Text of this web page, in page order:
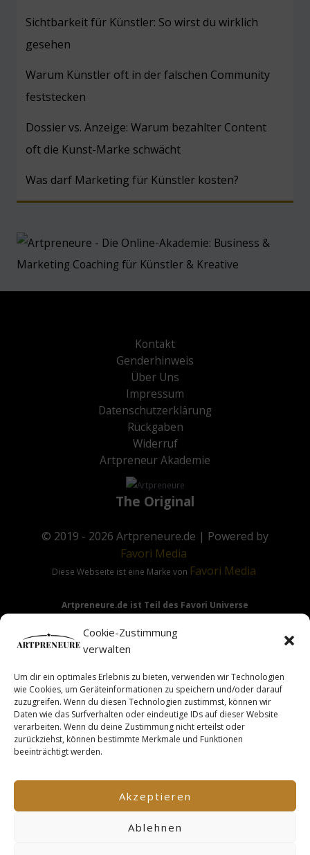
Cookie-Zustimmung
verwalten
Um dir ein optimales Erlebnis zu bieten, verwenden wir Technologien
wie Cookies, um Geräteinformationen zu speichern und/oder darauf
zuzugreifen. Wenn du diesen Technologien zustimmst, können wir
Daten wie das Surfverhalten oder eindeutige IDs auf dieser Website
verarbeiten. Wenn du deine Zustimmung nicht erteilst oder
zurückziehst, können bestimmte Merkmale und Funktionen
beeinträchtigt werden.
Akzeptieren
Ablehnen
Sichtbarkeit für Künstler: So wirst du wirklich
gesehen
Warum Künstler oft in der falschen Community
feststecken
Dossier vs. Anzeige: Warum bezahlter Content
oft die Kunst-Marke schwächt
Was darf Marketing für Künstler kosten?
Kontakt
Genderhinweis
Über Uns
Impressum
Datenschutzerklärung
Rückgaben
Widerruf
Artpreneur Akademie
The Original
© 2019 - 2026 Artpreneure.de | Powered by
Favori Media
Diese Webseite ist eine Marke von Favori Media
Artpreneure.de ist Teil des Favori Universe
Hinweis:Die Angebote & Inhalte dieser Seite richten sich
ausdrücklich nur an Gewerbetreibende & Unternehmer im
Sinne des §14 BGB.
Facebook TM Inc. Additionally, this site is NOT endorsed by
FacebookTM in any way. FACEBOOK TM is a trademark of
FACEBOOK TM, Inc.